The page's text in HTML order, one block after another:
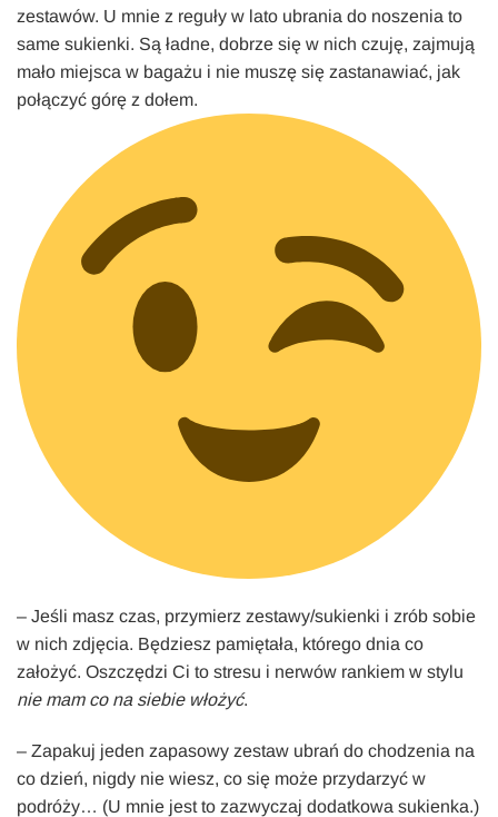
zestawów. U mnie z reguły w lato ubrania do noszenia to
same sukienki. Są ładne, dobrze się w nich czuję, zajmują
mało miejsca w bagażu i nie muszę się zastanawiać, jak
połączyć górę z dołem.
– Jeśli masz czas, przymierz zestawy/sukienki i zrób sobie
w nich zdjęcia. Będziesz pamiętała, którego dnia co
założyć. Oszczędzi Ci to stresu i nerwów rankiem w stylu
nie mam co na siebie włożyć.
– Zapakuj jeden zapasowy zestaw ubrań do chodzenia na
co dzień, nigdy nie wiesz, co się może przydarzyć w
podróży… (U mnie jest to zazwyczaj dodatkowa sukienka.)